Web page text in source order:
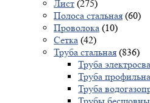
Лист (275)
Полоса стальная (60)
Проволока (10)
Сетка (42)
Труба стальная (836)
Труба
Труба
Труба